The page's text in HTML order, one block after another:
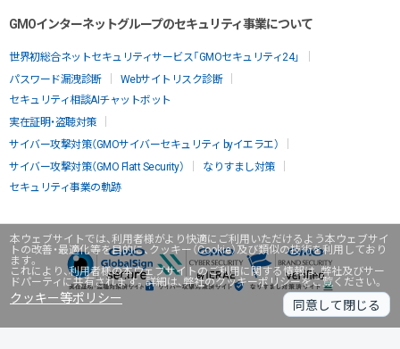
本ウェブサイトでは、利用者様がより快適にご利用いただけるよう本ウェブサイ
トの改善・最適化等を目的に、クッキー（Cookie）及び類似の技術を利用しており
ます。
これにより、利用者様の本ウェブサイトのご利用に関する情報は、弊社及びサー
ドパーティに共有されます。詳細は、弊社のクッキーポリシーをご覧ください。
クッキー等ポリシー 同意して閉じる
GMOインターネットグループのセキュリティ事業について
世界初総合ネットセキュリティサービス「GMOセキュリティ24」
パスワード漏洩診断
Webサイトリスク診断
セキュリティ相談AIチャットボット
実在証明・盗聴対策
サイバー攻撃対策（GMOサイバーセキュリティ byイエラエ）
サイバー攻撃対策（GMO Flatt Security）
なりすまし対策
セキュリティ事業の軌跡